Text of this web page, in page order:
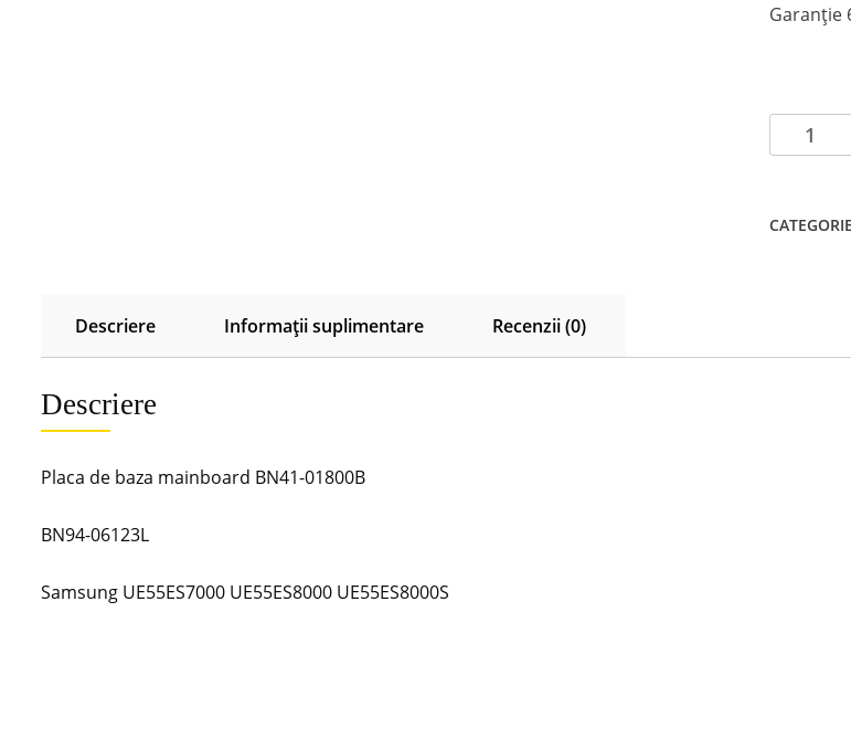
Garanție
Cantitate
BN41-
06123L
Descriere Informații suplimentare Recenzii (0)
Descriere
Placa de baza mainboard BN41-01800B
BN94-06123L
Samsung UE55ES7000 UE55ES8000 UE55ES8000S